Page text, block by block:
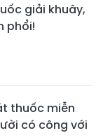
giải khuây,
phổi!
thuốc miễn
có công với